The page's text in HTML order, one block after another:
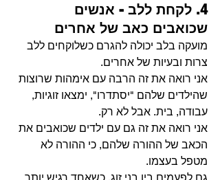
4. לקחת ללב - אנשים
שכואבים כאב של אחרים
מועקה בלב יכולה להגרם כשלוקחים ללב
צרות ובעיות של אחרים.
אני רואה את זה הרבה עם אימהות שרוצות
שהילדים שלהם "יסתדרו", ימצאו זוגיות,
עבודה, בית. אבל לא רק.
אני רואה את זה גם עם ילדים שכואבים את
הכאב של ההורה שלהם, כי ההורה לא
מטפל בעצמו.